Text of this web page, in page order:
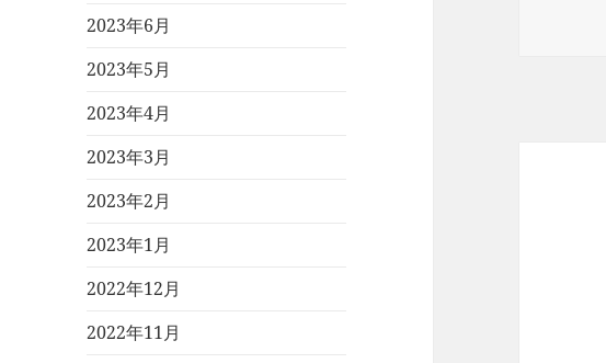
2023年6月
2023年5月
2023年4月
2023年3月
2023年2月
2023年1月
2022年12月
2022年11月